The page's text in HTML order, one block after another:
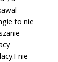
to nie
nie